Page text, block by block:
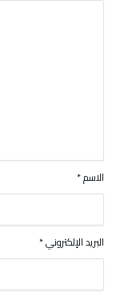
الاسم*
البريد الإلكتروني*